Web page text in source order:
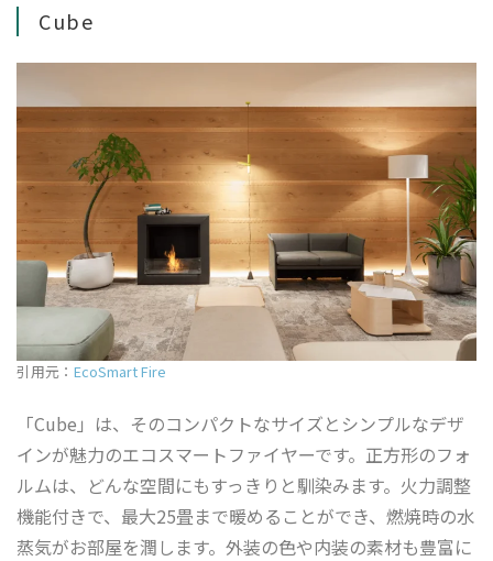
Cube
引用元： EcoSmart Fire
「Cube」は、そのコンパクトなサイズとシンプルなデザ
インが魅力のエコスマートファイヤーです。正方形のフォ
ルムは、どんな空間にもすっきりと馴染みます。火力調整
機能付きで、最大25畳まで暖めることができ、燃焼時の水
蒸気がお部屋を潤します。外装の色や内装の素材も豊富に